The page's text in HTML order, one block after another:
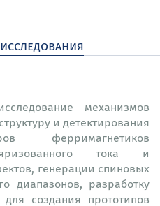
механизмов
и детектирования
ферримагнетиков
тока и
генерации спиновых
диапазонов, разработку
создания прототипов